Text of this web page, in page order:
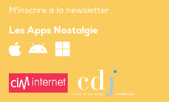
M'inscrire à la newsletter
Les Apps Nostalgie